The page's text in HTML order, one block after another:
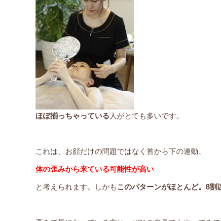
ほぼ揃っちゃっている 人がとても多いです。
これは、お顔だけの問題ではなく首から下の連動、
体の歪みから来ている可能性が高い
と考えられます。しかもこのパターンがほとんど。8割